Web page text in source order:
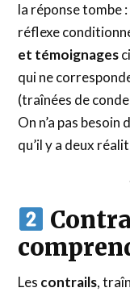
la réponse tombe :
réflexe
et témoignages
qui ne
(traînées de
On n’a pas
qu’il y a deux
Les contrails,